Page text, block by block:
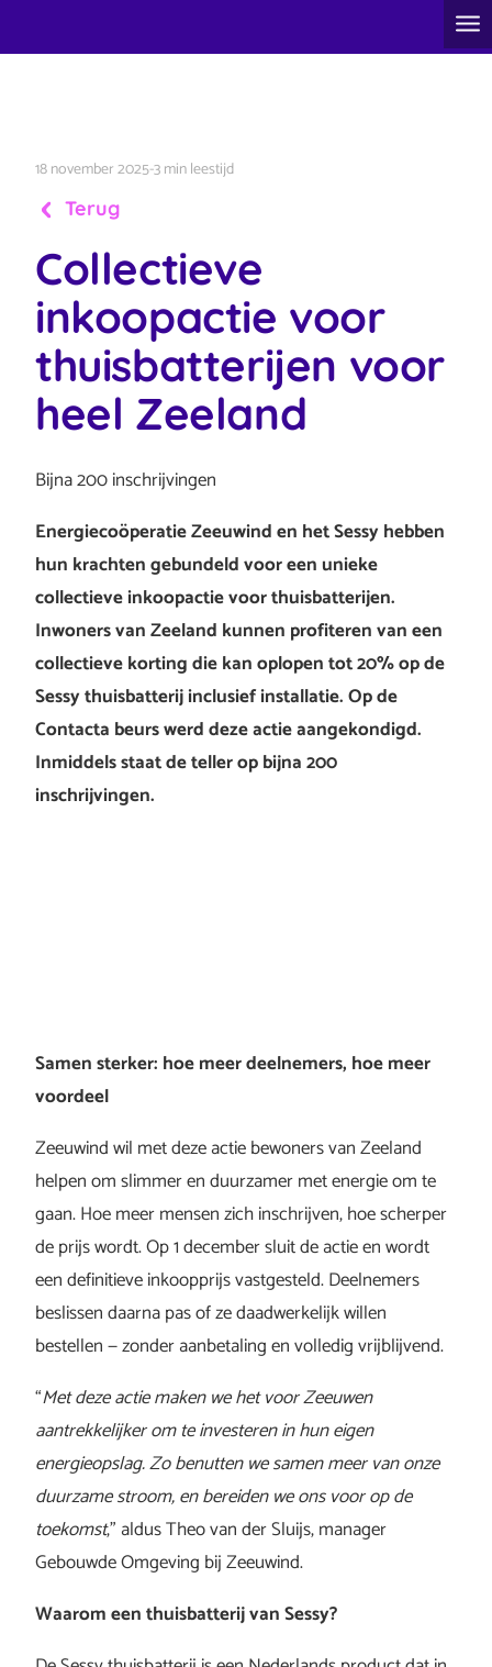
18 november 2025-3 min leestijd
Terug
Collectieve
inkoopactie voor
thuisbatterijen voor
heel Zeeland
Bijna 200 inschrijvingen
Energiecoöperatie Zeeuwind en het Sessy hebben
hun krachten gebundeld voor een unieke
collectieve inkoopactie voor thuisbatterijen.
Inwoners van Zeeland kunnen profiteren van een
collectieve korting die kan oplopen tot 20% op de
Sessy thuisbatterij inclusief installatie. Op de
Contacta beurs werd deze actie aangekondigd.
Inmiddels staat de teller op bijna 200
inschrijvingen.
Samen sterker: hoe meer deelnemers, hoe meer
voordeel
Zeeuwind wil met deze actie bewoners van Zeeland
helpen om slimmer en duurzamer met energie om te
gaan. Hoe meer mensen zich inschrijven, hoe scherper
de prijs wordt. Op 1 december sluit de actie en wordt
een definitieve inkoopprijs vastgesteld. Deelnemers
beslissen daarna pas of ze daadwerkelijk willen
bestellen — zonder aanbetaling en volledig vrijblijvend.
“Met deze actie maken we het voor Zeeuwen
aantrekkelijker om te investeren in hun eigen
energieopslag. Zo benutten we samen meer van onze
duurzame stroom, en bereiden we ons voor op de
toekomst,” aldus Theo van der Sluijs, manager
Gebouwde Omgeving bij Zeeuwind.
Waarom een thuisbatterij van Sessy?